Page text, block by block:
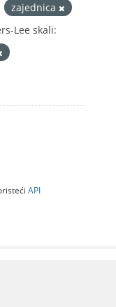
zajednica
Lee skali:
API